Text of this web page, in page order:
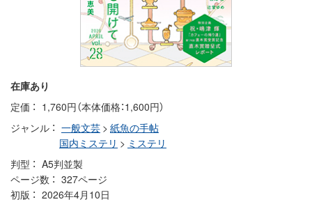
在庫あり
定価
1,760円（本体価格：1,600円）
ジャンル
一般文芸 > 紙魚の手帖
国内ミステリ > ミステリ
判型
A5判並製
ページ数
327ページ
初版
2026年4月10日